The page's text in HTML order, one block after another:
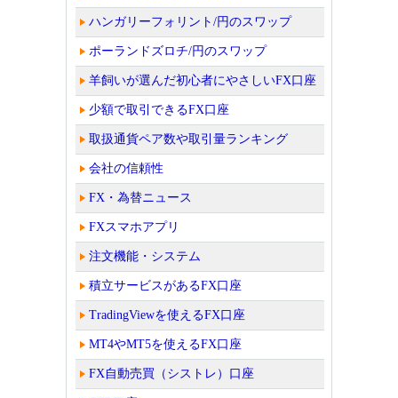
ハンガリーフォリント/円のスワップ
ポーランドズロチ/円のスワップ
羊飼いが選んだ初心者にやさしいFX口座
少額で取引できるFX口座
取扱通貨ペア数や取引量ランキング
会社の信頼性
FX・為替ニュース
FXスマホアプリ
注文機能・システム
積立サービスがあるFX口座
TradingViewを使えるFX口座
MT4やMT5を使えるFX口座
FX自動売買（シストレ）口座